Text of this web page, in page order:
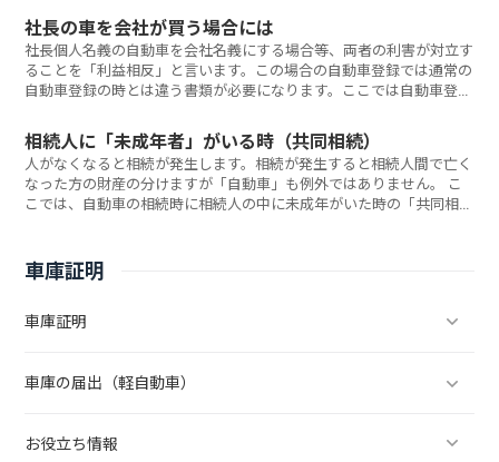
社長の車を会社が買う場合には
社長個人名義の自動車を会社名義にする場合等、両者の利害が対立す
ることを「利益相反」と言います。この場合の自動車登録では通常の
自動車登録の時とは違う書類が必要になります。ここでは自動車登録
す。
相続人に「未成年者」がいる時（共同相続）
人がなくなると相続が発生します。相続が発生すると相続人間で亡く
なった方の財産の分けますが「自動車」も例外ではありません。 こ
こでは、自動車の相続時に相続人の中に未成年がいた時の「共同相
車庫証明
車庫証明
車庫の届出（軽自動車）
お役立ち情報